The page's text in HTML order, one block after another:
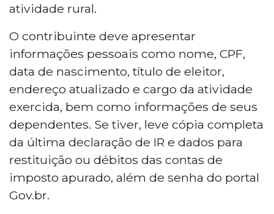
atividade rural.
O contribuinte deve apresentar
informações pessoais como nome, CPF,
data de nascimento, título de eleitor,
endereço atualizado e cargo da atividade
exercida, bem como informações de seus
dependentes. Se tiver, leve cópia completa
da última declaração de IR e dados para
restituição ou débitos das contas de
imposto apurado, além de senha do portal
Gov.br.